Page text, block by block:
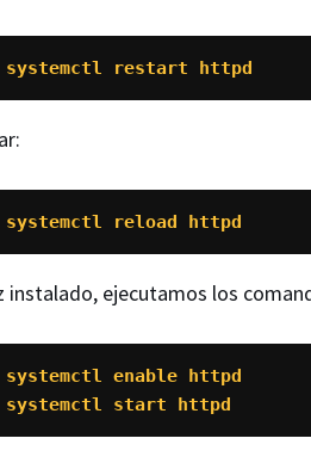
systemctl restart httpd
systemctl reload httpd
instalado, ejecutamos los
systemctl enable httpd
systemctl start httpd